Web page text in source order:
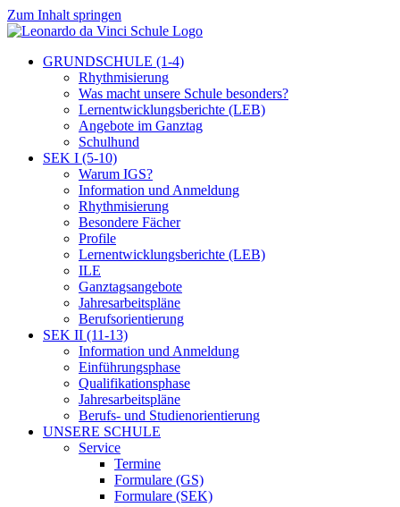
Zum Inhalt springen
GRUNDSCHULE (1-4)
Rhythmisierung
Was macht unsere Schule besonders?
Lernentwicklungsberichte (LEB)
Angebote im Ganztag
Schulhund
SEK I (5-10)
Warum IGS?
Information und Anmeldung
Rhythmisierung
Besondere Fächer
Profile
Lernentwicklungsberichte (LEB)
ILE
Ganztagsangebote
Jahresarbeitspläne
Berufsorientierung
SEK II (11-13)
Information und Anmeldung
Einführungsphase
Qualifikationsphase
Jahresarbeitspläne
Berufs- und Studienorientierung
UNSERE SCHULE
Service
Termine
Formulare (GS)
Formulare (SEK)